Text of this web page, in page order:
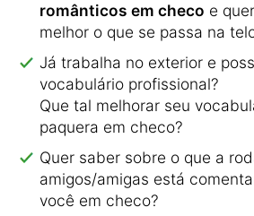
românticos em checo e
melhor o que se passa na
Já trabalha no exterior e
vocabulário profissional?
Que tal melhorar seu
paquera em checo?
Quer saber sobre o que a
amigos/amigas está
você em checo?